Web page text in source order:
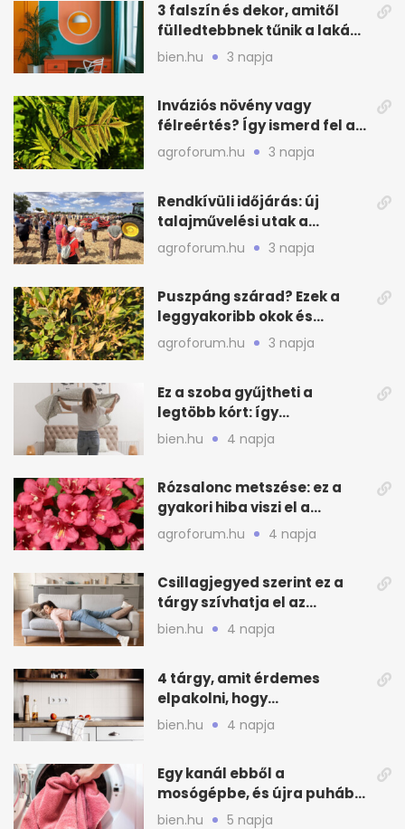
3 falszín és dekor, amitől
fülledtebbnek tűnik a lakás
nyáron
bien.hu 3 napja
Inváziós növény vagy
félreértés? Így ismerd fel a
valódi kockázatot
agroforum.hu 3 napja
Rendkívüli időjárás: új
talajművelési utak a
gazdáknak
agroforum.hu 3 napja
Puszpáng szárad? Ezek a
leggyakoribb okok és
teendők
agroforum.hu 3 napja
Ez a szoba gyűjtheti a
legtöbb kórt: így
mélytisztítsd otthon
bien.hu 4 napja
Rózsalonc metszése: ez a
gyakori hiba viszi el a
virágzást
agroforum.hu 4 napja
Csillagjegyed szerint ez a
tárgy szívhatja el az
otthonod energiáját
bien.hu 4 napja
4 tárgy, amit érdemes
elpakolni, hogy
hűvösebbnek tűnjön a lakás
bien.hu 4 napja
Egy kanál ebből a
mosógépbe, és újra puhább
lesz a törölköző
bien.hu 5 napja